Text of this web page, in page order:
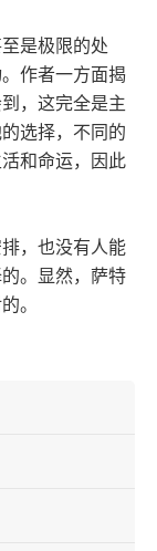
是极限的处
作者一方面揭
，这完全是主
选择，不同的
和命运，因此
，也没有人能
。显然，萨特
。